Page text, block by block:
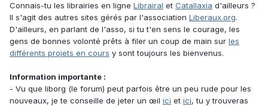
Connais-tu les librairies en ligne Librairal et Catallaxia d'ailleurs ?
Il s'agit des autres sites gérés par l'association Liberaux.org.
D'ailleurs, en parlant de l'asso, si tu t'en sens le courage, les
gens de bonnes volonté prêts à filer un coup de main sur les
différents projets en cours y sont toujours les bienvenus.
Information importante :
- Vu que liborg (le forum) peut parfois être un peu rude pour les
nouveaux, je te conseille de jeter un œil ici et ici, tu y trouveras